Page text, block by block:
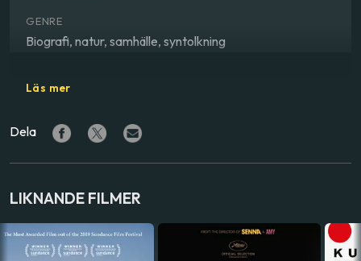
GENRE
Biografi, natur, samhälle, syntolkning
Gunilla Bresky
SKÅDESPELARE
Sara Lidman
LAND
Läs mer
Dela
LIKNANDE FILMER